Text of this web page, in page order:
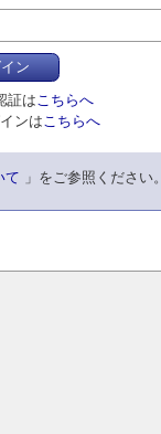
ン
証は こちらへ
ンは こちらへ
て 」をご参照ください。